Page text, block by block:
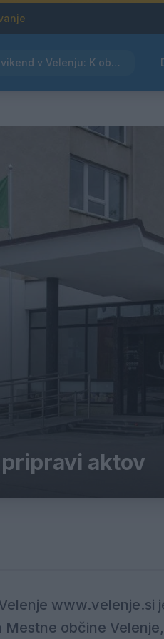
Kam čez vikend v Velenju: K obisku vabi Poletni bolšji sejem
aktov
www.velenje.si
občine